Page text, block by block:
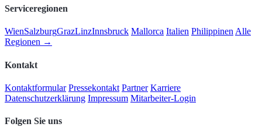
Serviceregionen
WienSalzburgGrazLinzInnsbruck Mallorca Italien Philippinen Alle
Regionen →
Kontakt
Kontaktformular Pressekontakt Partner Karriere
Datenschutzerklärung Impressum Mitarbeiter-Login
Folgen Sie uns